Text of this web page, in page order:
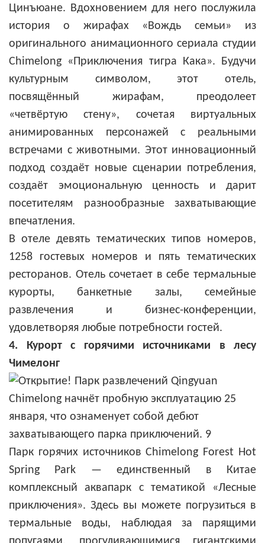
Цинъюане. Вдохновением для него послужила
история о жирафах «Вождь семьи» из
оригинального анимационного сериала студии
Chimelong «Приключения тигра Кака». Будучи
культурным символом, этот отель,
посвящённый жирафам, преодолеет
«четвёртую стену», сочетая виртуальных
анимированных персонажей с реальными
встречами с животными. Этот инновационный
подход создаёт новые сценарии потребления,
создаёт эмоциональную ценность и дарит
посетителям разнообразные захватывающие
впечатления.
В отеле девять тематических типов номеров,
1258 гостевых номеров и пять тематических
ресторанов. Отель сочетает в себе термальные
курорты, банкетные залы, семейные
развлечения и бизнес-конференции,
удовлетворяя любые потребности гостей.
4. Курорт с горячими источниками в лесу
Чимелонг
Парк горячих источников Chimelong Forest Hot
Spring Park — единственный в Китае
комплексный аквапарк с тематикой «Лесные
приключения». Здесь вы можете погрузиться в
термальные воды, наблюдая за парящими